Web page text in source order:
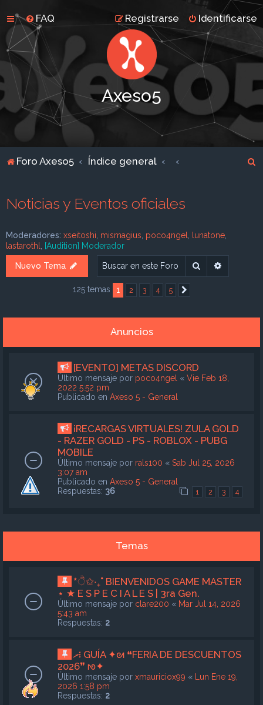
FAQ Identificarse
Registrarse
Axeso5
Foro Axeso5 Índice general
Noticias y Eventos oficiales
Moderadores: xseitoshi mismagius poco4ngel lunatone
lastarothl
[Audition] Moderador
Nuevo Tema Buscar
125 temas 1 2 3 4 5
Anuncios
[EVENTO] METAS DISCORD
Último mensaje por poco4ngel « Vie Feb 18,
2022 5:52 pm
Publicado en Axeso 5 - General
¡RECARGAS VIRTUALES! ZULA GOLD
- RAZER GOLD - PS - ROBLOX - PUBG
MOBILE
Último mensaje por rals100 « Sab Jul 25, 2026
3:07 am
Publicado en Axeso 5 - General
Respuestas: 36 1 2 3 4
Temas
*ੈ✩‧₊˚ BIENVENIDOS GAME MASTER
⋆ ★ E S P E C I A L E S | 3ra Gen.
Último mensaje por clare200 « Mar Jul 14, 2026
5:43 am
Respuestas: 2
ރ፧ GUÍA ✦ᘛ ❝FERIA DE DESCUENTOS
2026❞ ᘚ✦
Último mensaje por xmauriciox99 «
Lun Ene 19,
2026 1:58 pm
Respuestas: 2